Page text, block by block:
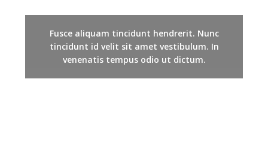
Fusce aliquam tincidunt hendrerit. Nunc
tincidunt id velit sit amet vestibulum. In
venenatis tempus odio ut dictum.